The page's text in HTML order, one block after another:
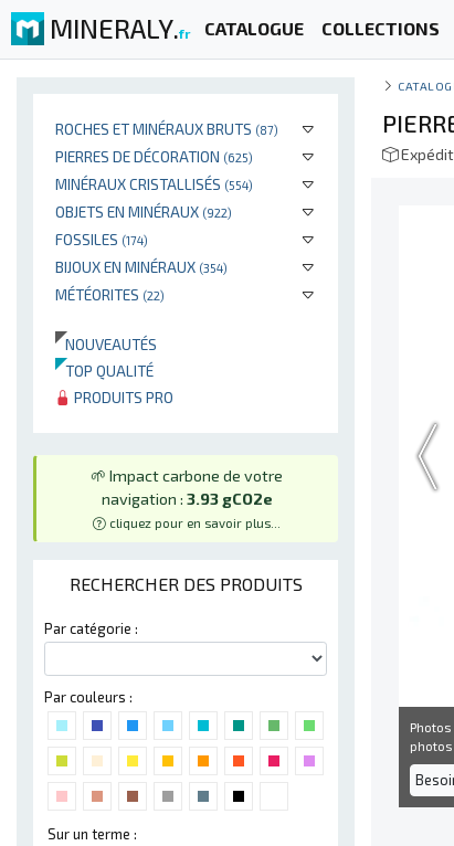
MINERALY.fr CATALOGUE COLLECTIONS
ROCHES ET MINÉRAUX BRUTS (87)
PIERRES DE DÉCORATION (625)
MINÉRAUX CRISTALLISÉS (554)
OBJETS EN MINÉRAUX (922)
FOSSILES (174)
BIJOUX EN MINÉRAUX (354)
MÉTÉORITES (22)
NOUVEAUTÉS
TOP QUALITÉ
PRODUITS PRO
🌱 Impact carbone de votre
navigation : 3.93 gCO2e
cliquez pour en savoir plus...
RECHERCHER DES PRODUITS
Par catégorie :
Par couleurs :
Sur un terme :